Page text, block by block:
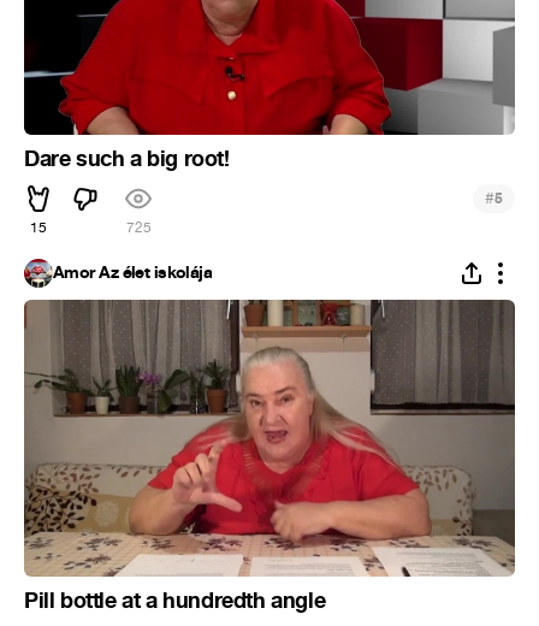
Dare such a big root!
15 725
#5
Ámor Az élet iskolája
Pill bottle at a hundredth angle